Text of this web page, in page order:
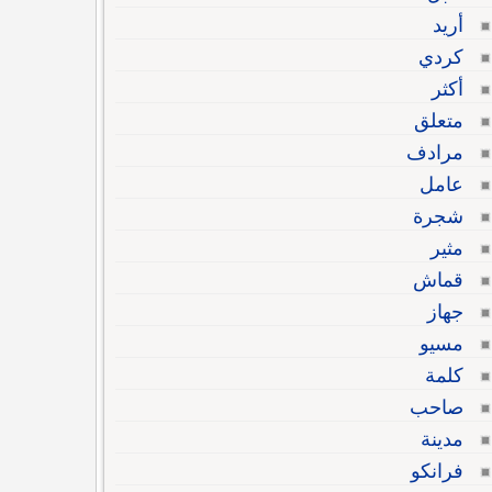
أريد
كردي
أكثر
متعلق
مرادف
عامل
شجرة
مثير
قماش
جهاز
مسيو
كلمة
صاحب
مدينة
فرانكو